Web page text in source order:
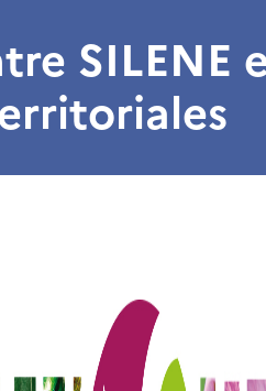
SILENE